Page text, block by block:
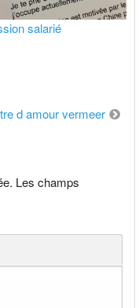
salarié
d amour vermeer
Les champs